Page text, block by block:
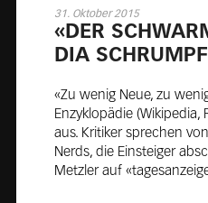
31. Oktober 2015
«DER
DIA
«Zu wenig Neue, zu
Enzyklopädie
aus. Kritiker sprechen
Nerds, die Einsteiger
Metzler auf